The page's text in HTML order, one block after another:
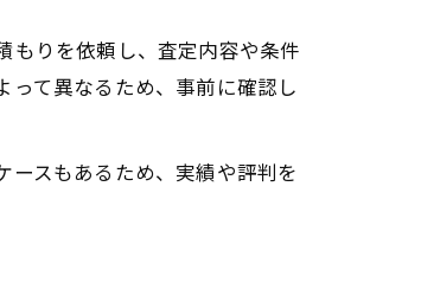
もりを依頼し、査定内容や条件
て異なるため、事前に確認し
スもあるため、実績や評判を